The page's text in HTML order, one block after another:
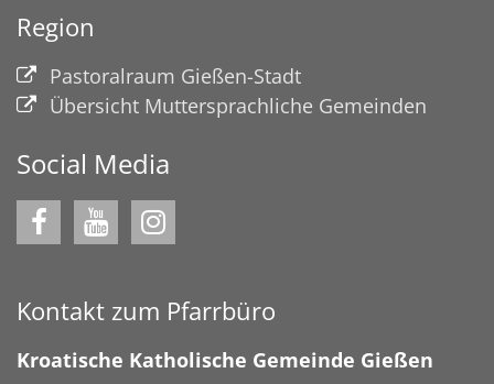
Region
Pastoralraum Gießen-Stadt
Übersicht Muttersprachliche Gemeinden
Social Media
Kontakt zum Pfarrbüro
Kroatische Katholische Gemeinde Gießen